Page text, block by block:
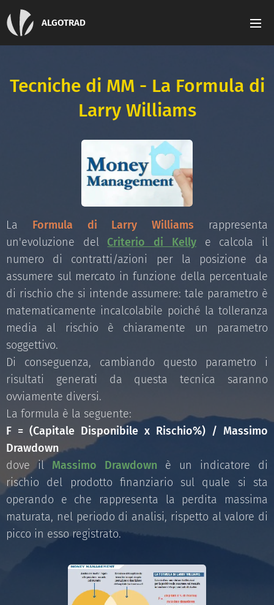
ALGOTRAD
Tecniche di MM - La Formula di
Larry Williams
La Formula di Larry Williams
rappresenta
un'evoluzione del Criterio di Kellye calcola il
numero di contratti/azioni per la posizione da
assumere sul mercato in funzione della percentuale
di rischio che si intende assumere: tale parametro è
matematicamente incalcolabile poiché la tolleranza
media al rischio è chiaramente un parametro
soggettivo.
Di conseguenza, cambiando questo parametro i
risultati generati da questa tecnica saranno
ovviamente diversi.
La formula è la seguente:
F = (Capitale Disponibile x Rischio%) / Massimo
Drawdown
dove il Massimo Drawdown è un indicatore di
rischio del prodotto finanziario sul quale si sta
operando e che rappresenta la perdita massima
maturata, nel periodo di analisi, rispetto al valore di
picco in esso registrato.